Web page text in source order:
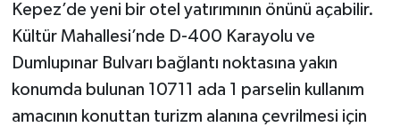
Kepez’de yeni bir otel yatırımının önünü açabilir.
Kültür Mahallesi’nde D-400 Karayolu ve
Dumlupınar Bulvarı bağlantı noktasına yakın
konumda bulunan 10711 ada 1 parselin kullanım
amacının konuttan turizm alanına çevrilmesi için